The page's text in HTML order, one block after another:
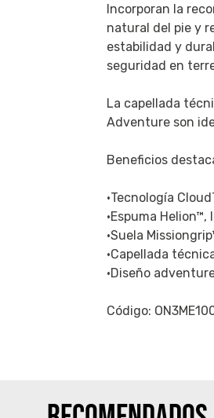
Incorporan la
natural del pie y
estabilidad y
seguridad en
La capellada
Adventure son
Beneficios
•Tecnología
•Espuma
•Suela
•Capellada
•Diseño
Código: